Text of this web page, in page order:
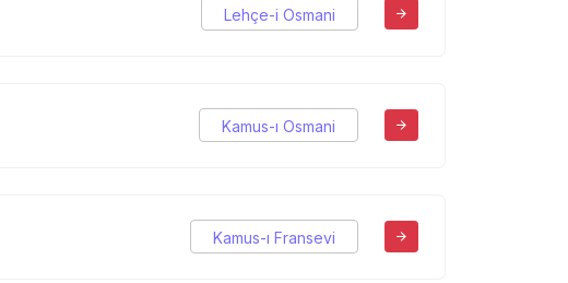
Lehçe-i Osmani
Kamus-ı Osmani
Kamus-ı Fransevi